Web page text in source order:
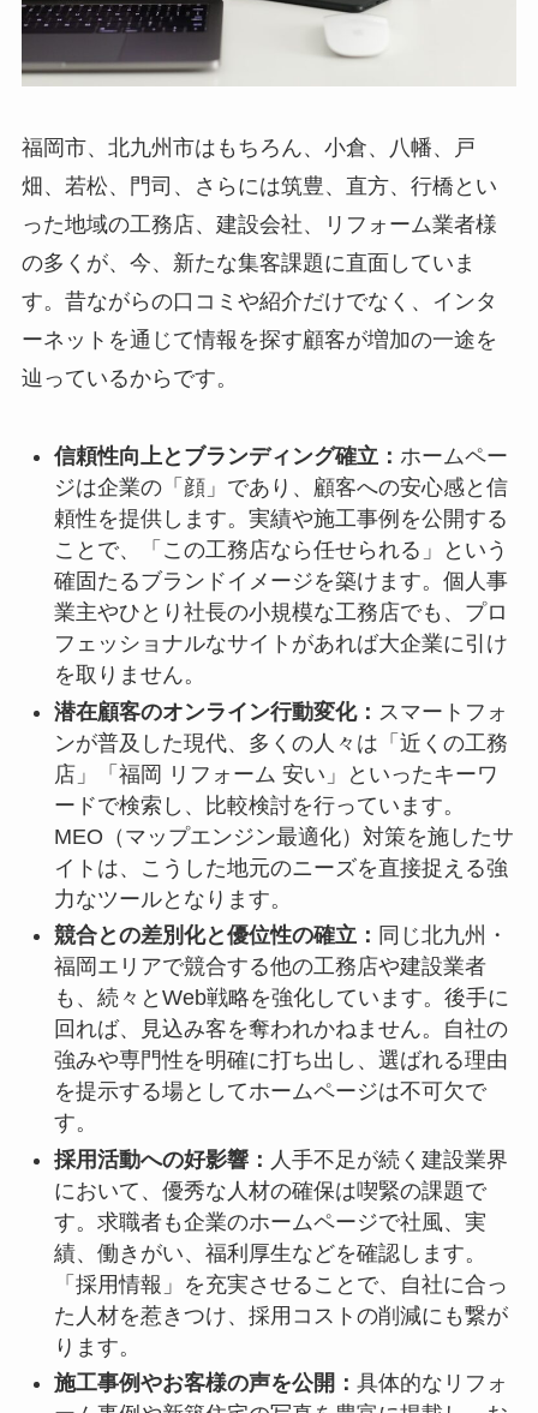
福岡市、北九州市はもちろん、小倉、八幡、戸
畑、若松、門司、さらには筑豊、直方、行橋とい
った地域の工務店、建設会社、リフォーム業者様
の多くが、今、新たな集客課題に直面していま
す。昔ながらの口コミや紹介だけでなく、インタ
ーネットを通じて情報を探す顧客が増加の一途を
辿っているからです。
信頼性向上とブランディング確立： ホームペー
ジは企業の「顔」であり、顧客への安心感と信
頼性を提供します。実績や施工事例を公開する
ことで、「この工務店なら任せられる」という
確固たるブランドイメージを築けます。個人事
業主やひとり社長の小規模な工務店でも、プロ
フェッショナルなサイトがあれば大企業に引け
を取りません。
潜在顧客のオンライン行動変化： スマートフォ
ンが普及した現代、多くの人々は「近くの工務
店」「福岡 リフォーム 安い」といったキーワ
ードで検索し、比較検討を行っています。
MEO（マップエンジン最適化）対策を施したサ
イトは、こうした地元のニーズを直接捉える強
力なツールとなります。
競合との差別化と優位性の確立： 同じ北九州・
福岡エリアで競合する他の工務店や建設業者
も、続々とWeb戦略を強化しています。後手に
回れば、見込み客を奪われかねません。自社の
強みや専門性を明確に打ち出し、選ばれる理由
を提示する場としてホームページは不可欠で
す。
採用活動への好影響： 人手不足が続く建設業界
において、優秀な人材の確保は喫緊の課題で
す。求職者も企業のホームページで社風、実
績、働きがい、福利厚生などを確認します。
「採用情報」を充実させることで、自社に合っ
た人材を惹きつけ、採用コストの削減にも繋が
ります。
施工事例やお客様の声を公開： 具体的なリフォ